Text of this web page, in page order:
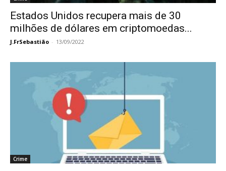
Estados Unidos recupera mais de 30
milhões de dólares em criptomoedas...
J.FrSebastião - 13/09/2022
Crime